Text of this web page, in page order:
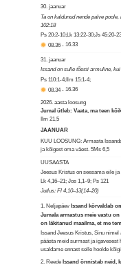
30. jaanuar
Ta on kaldunud nende palve
102:18
Ps 20:2-10;Lk 13:22-30;Js 45:20-
08.36 - 16.33
31. jaanuar
Issand on sulle tõesti armuline,
Ps 110:1-4;Ilm 15:1-4;
08.34- 16.36
2026. aasta loosung
Jumal ütleb: Vaata, ma teen
Ilm 21,5
JAANUAR
KUU LOOSUNG: Armasta
ja kõigest oma väest.5Ms 6,5
UUSAASTA
Jeesus Kristus on seesama eile ja
Lk 4,16–21; Jos 1,1–9; Ps 121
Jutlus: Fl 4,10–13(14–20)
1. Neljapäev Issand kõrvaldab
Jumala armastus meie vastu
on läkitanud maailma, et me
Issand Jeesus Kristus, Sinu nimel
päästa meid surmast ja igavesest
usaldame ennast selle hoolde
2. ReedeIssand õnnistab neid,